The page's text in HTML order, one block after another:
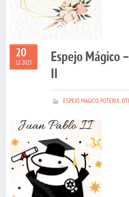
20
12 2023
Espejo Mágico
II
ESPEJO MAGICO,FOTERIX,